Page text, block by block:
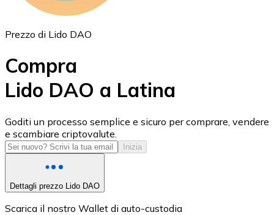
USD Coin
USDC
Prezzo di Lido DAO
Compra
Lido DAO a Latina
Goditi un processo semplice e sicuro per comprare, vendere
e scambiare criptovalute.
Inizia
Dettagli prezzo Lido DAO
Scarica il nostro Wallet di auto-custodia